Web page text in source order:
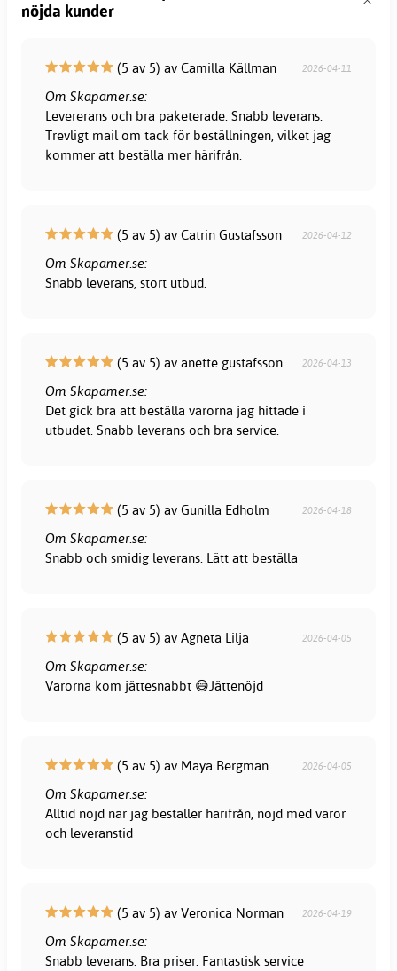
nöjda kunder
(5 av 5) av Camilla Källman 2026-04-11
Om Skapamer.se:
Levererans och bra paketerade. Snabb leverans.
Trevligt mail om tack för beställningen, vilket jag
kommer att beställa mer härifrån.
(5 av 5) av Catrin Gustafsson 2026-04-12
Om Skapamer.se:
Snabb leverans, stort utbud.
(5 av 5) av anette gustafsson 2026-04-13
Om Skapamer.se:
Det gick bra att beställa varorna jag hittade i
utbudet. Snabb leverans och bra service.
(5 av 5) av Gunilla Edholm 2026-04-18
Om Skapamer.se:
Snabb och smidig leverans. Lätt att beställa
(5 av 5) av Agneta Lilja 2026-04-05
Om Skapamer.se:
Varorna kom jättesnabbt 😄Jättenöjd
(5 av 5) av Maya Bergman 2026-04-05
Om Skapamer.se:
Alltid nöjd när jag beställer härifrån, nöjd med varor
och leveranstid
(5 av 5) av Veronica Norman 2026-04-19
Om Skapamer.se:
Snabb leverans. Bra priser. Fantastisk service